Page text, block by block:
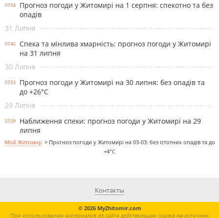
07:54
Прогноз погоди у Житомирі на 1 серпня: спекотно та без
опадів
31 Липня
07:42
Спека та мінлива хмарність: прогноз погоди у Житомирі
на 31 липня
30 Липня
07:53
Прогноз погоди у Житомирі на 30 липня: без опадів та
до +26°С
29 Липня
07:39
Наближення спеки: прогноз погоди у Житомирі на 29
липня
Мой Житомир > Прогноз погоди у Житомирі на 03-03: без істотних опадів та до
+4°С
Контакты
© 2026 MyZhitomir.com
При использовании материалов из сайта действующая ссылка на источник